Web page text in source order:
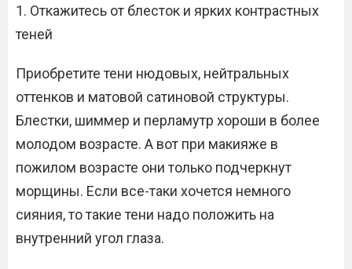
1. Откажитесь от блесток и ярких контрастных
теней
Приобретите тени нюдовых, нейтральных
оттенков и матовой сатиновой структуры.
Блестки, шиммер и перламутр хороши в более
молодом возрасте. А вот при макияже в
пожилом возрасте они только подчеркнут
морщины. Если все-таки хочется немного
сияния, то такие тени надо положить на
внутренний угол глаза.